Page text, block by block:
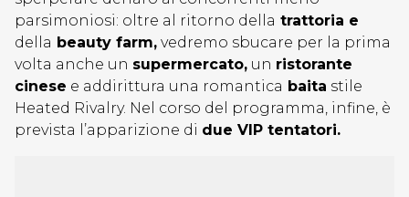
parsimoniosi: oltre al ritorno della trattoria e
della beauty farm, vedremo sbucare per la prima
volta anche un supermercato, un ristorante
cinese e addirittura una romantica baita stile
Heated Rivalry. Nel corso del programma, infine, è
prevista l’apparizione di due VIP tentatori.